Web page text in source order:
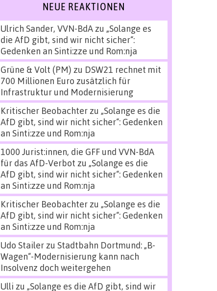
NEUE REAKTIONEN
Ulrich Sander, VVN-BdAzu „Solange es
die AfD gibt, sind wir nicht sicher“:
Gedenken an Sinti:zze und Rom:nja
Grüne & Volt (PM) zu DSW21 rechnet mit
700 Millionen Euro zusätzlich für
Infrastruktur und Modernisierung
Kritischer Beobachterzu „Solange es die
AfD gibt, sind wir nicht sicher“: Gedenken
an Sinti:zze und Rom:nja
1000 Jurist:innen, die GFF und VVN-BdA
für das AfD-Verbot zu „Solange es die
AfD gibt, sind wir nicht sicher“: Gedenken
an Sinti:zze und Rom:nja
Kritischer Beobachterzu „Solange es die
AfD gibt, sind wir nicht sicher“: Gedenken
an Sinti:zze und Rom:nja
Udo Stailerzu Stadtbahn Dortmund: „B-
Wagen“-Modernisierung kann nach
Insolvenz doch weitergehen
Ulli zu „Solange es die AfD gibt, sind wir